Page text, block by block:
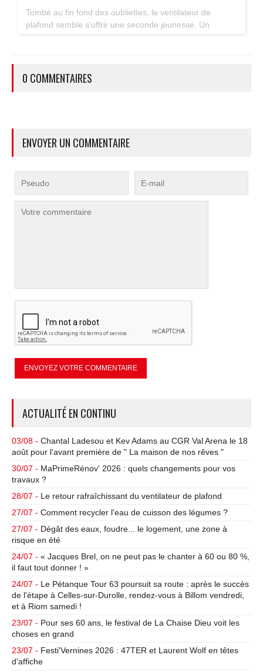
Tombé au fin fond des oubliettes, le ventilateur de
plafond semble s'offrir une seconde jeunesse. Un
0 COMMENTAIRES
ENVOYER UN COMMENTAIRE
ACTUALITÉ EN CONTINU
03/08 - Chantal Ladesou et Kev Adams au CGR Val Arena le 18
août pour l'avant première de " La maison de nos rêves "
30/07 - MaPrimeRénov' 2026 : quels changements pour vos
travaux ?
28/07 - Le retour rafraîchissant du ventilateur de plafond
27/07 - Comment recycler l'eau de cuisson des légumes ?
27/07 - Dégât des eaux, foudre... le logement, une zone à
risque en été
24/07 - « Jacques Brel, on ne peut pas le chanter à 60 ou 80 %,
il faut tout donner ! »
24/07 - Le Pétanque Tour 63 poursuit sa route : après le succès
de l'étape à Celles-sur-Durolle, rendez-vous à Billom vendredi,
et à Riom samedi !
23/07 - Pour ses 60 ans, le festival de La Chaise Dieu voit les
choses en grand
23/07 - Festi'Vernines 2026 : 47TER et Laurent Wolf en têtes
d'affiche